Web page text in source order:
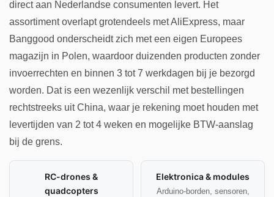
direct aan Nederlandse consumenten levert. Het
assortiment overlapt grotendeels met AliExpress, maar
Banggood onderscheidt zich met een eigen Europees
magazijn in Polen, waardoor duizenden producten zonder
invoerrechten en binnen 3 tot 7 werkdagen bij je bezorgd
worden. Dat is een wezenlijk verschil met bestellingen
rechtstreeks uit China, waar je rekening moet houden met
levertijden van 2 tot 4 weken en mogelijke BTW-aanslag
bij de grens.
RC-drones &
quadcopters
Elektronica & modules
Arduino-borden, sensoren,